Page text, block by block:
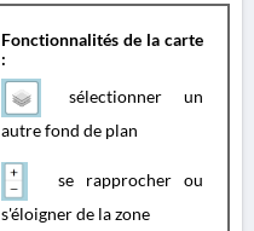
Fonctionnalités de la carte
:
sélectionner un
autre fond de plan
se rapprocher ou
s'éloigner de la zone